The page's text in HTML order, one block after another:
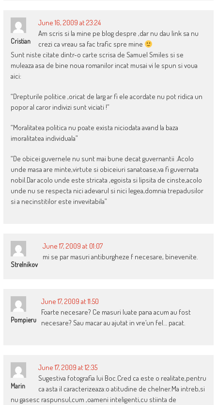
Cristian
June 16, 2009 at 23:24
Am scris si la mine pe blog despre ,dar nu dau link sa nu
crezi ca vreau sa fac trafic spre mine
Sunt niste citate dintr-o carte scrisa de Samuel Smiles si se
muleaza asa de bine noua romanilor incat musai vi le spun si voua
aici:
“Drepturile politice ,oricat de larg ar fi ele acordate nu pot ridica un
popor al caror indivizi sunt viciati !”
“Moralitatea politica nu poate exista niciodata avand la baza
imoralitatea individuala”
“De obicei guvernele nu sunt mai bune decat guvernantii .Acolo
unde masa are minte,virtute si obiceiuri sanatoase,va fi guvernata
nobil.Dar acolo unde este stricata ,egoista si lipsita de cinste,acolo
unde nu se respecta nici adevarul si nici legea,domnia trepadusilor
si a necinstitilor este invevitabila”
Strelnikov
June 17, 2009 at 01:07
mi se par masuri antiburgheze f necesare, binevenite.
Pompieru
June 17, 2009 at 11:50
Foarte necesare? Ce masuri luate pana acum au fost
necesare? Sau macar au ajutat in vre’un fel… pacat.
Marin
June 17, 2009 at 12:35
Sugestiva fotografia lui Boc.Cred ca este o realitate,pentru
ca asta il caracterizeaza:o atitudine de chelner.Ma intreb,si
nu gasesc raspunsul,cum ,oameni inteligenti,cu stiinta de